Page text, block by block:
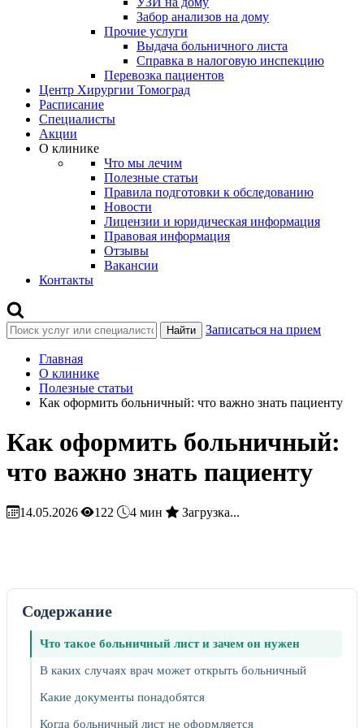
Забор анализов на дому
Прочие услуги
Выдача больничного листа
Справка в налоговую инспекцию
Перевозка пациентов
Центр Хирургии Томоград
Расписание
Специалисты
Акции
О клинике
Что мы лечим
Полезные статьи
Правила подготовки к обследованию
Новости
Лицензии и юридическая информация
Правовая информация
Отзывы
Вакансии
Контакты
Найти Записаться на прием
Главная
О клинике
Полезные статьи
Как оформить больничный: что важно знать пациенту
Как оформить больничный:
что важно знать пациенту
14.05.2026 122 4 мин Загрузка...
Содержание
Что такое больничный лист и зачем он нужен
В каких случаях врач может открыть больничный
Какие документы понадобятся
Когда больничный лист не оформляется